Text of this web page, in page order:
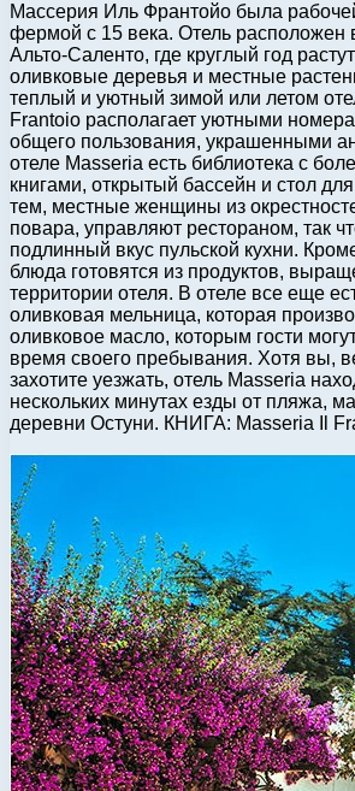
Массерия Иль Франтойо была
фермой с 15 века. Отель расположен
Альто-Саленто, где круглый год
оливковые деревья и местные
теплый и уютный зимой или летом
Frantoio располагает уютными
общего пользования, украшенными
отеле Masseria есть библиотека с
книгами, открытый бассейн и стол
тем, местные женщины из
повара, управляют рестораном, так
подлинный вкус пульской кухни.
блюда готовятся из продуктов,
территории отеля. В отеле все еще
оливковая мельница, которая
оливковое масло, которым гости
время своего пребывания. Хотя вы,
захотите уезжать, отель Masseria
нескольких минутах езды от пляжа,
деревни Остуни. КНИГА: Masseria Il